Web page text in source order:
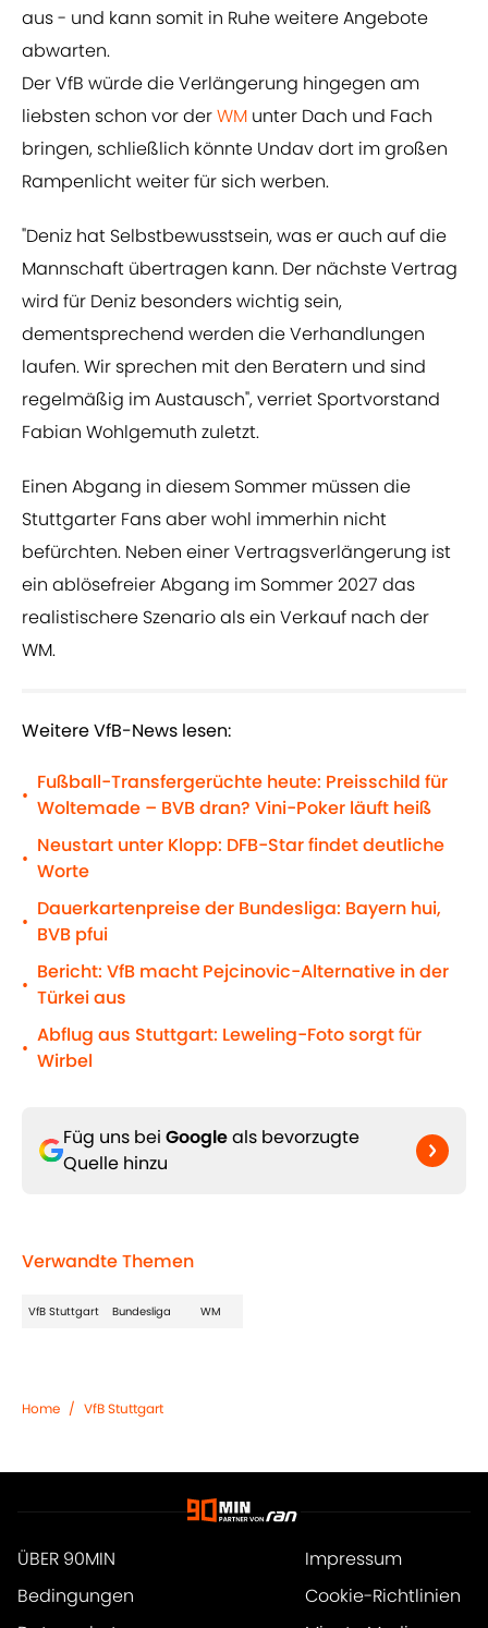
aus - und kann somit in Ruhe weitere Angebote
abwarten.
Der VfB würde die Verlängerung hingegen am
liebsten schon vor derWM unter Dach und Fach
bringen, schließlich könnte Undav dort im großen
Rampenlicht weiter für sich werben.
"Deniz hat Selbstbewusstsein, was er auch auf die
Mannschaft übertragen kann. Der nächste Vertrag
wird für Deniz besonders wichtig sein,
dementsprechend werden die Verhandlungen
laufen. Wir sprechen mit den Beratern und sind
regelmäßig im Austausch", verriet Sportvorstand
Fabian Wohlgemuth zuletzt.
Einen Abgang in diesem Sommer müssen die
Stuttgarter Fans aber wohl immerhin nicht
befürchten. Neben einer Vertragsverlängerung ist
ein ablösefreier Abgang im Sommer 2027 das
realistischere Szenario als ein Verkauf nach der
WM.
Weitere VfB-News lesen:
•
Fußball-Transfergerüchte heute: Preisschild für
Woltemade – BVB dran? Vini-Poker läuft heiß
•
Neustart unter Klopp: DFB-Star findet deutliche
Worte
•
Dauerkartenpreise der Bundesliga: Bayern hui,
BVB pfui
•
Bericht: VfB macht Pejcinovic-Alternative in der
Türkei aus
•
Abflug aus Stuttgart: Leweling-Foto sorgt für
Wirbel
Füg uns bei Googleals bevorzugte
Quelle hinzu
Verwandte Themen
VfB Stuttgart Bundesliga WM
Home / VfB Stuttgart
ÜBER 90MIN
Impressum
Bedingungen
Cookie-Richtlinien